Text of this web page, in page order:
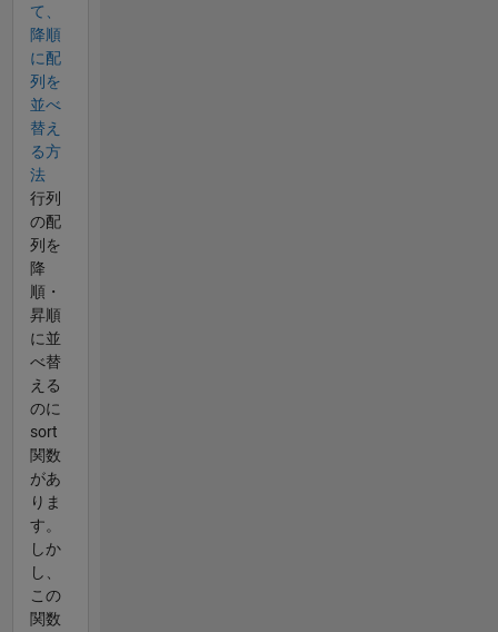
て、
降順
に配
列を
並べ
替え
る方
法
行列
の配
列を
降
順・
昇順
に並
べ替
える
のに
sort
関数
があ
りま
す。
しか
し、
この
関数